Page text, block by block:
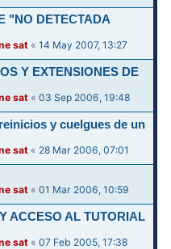
"NO DETECTADA
sat «14 May 2007, 13:27
Y EXTENSIONES DE
sat «03 Sep 2006, 19:48
y cuelgues de un
sat « 28 Mar 2006, 07:01
sat «01 Mar 2006, 10:59
ACCESO AL TUTORIAL
sat «07 Feb 2005, 17:38